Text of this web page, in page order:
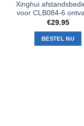
Xinghui
voor CLB084-6
€29.95
BESTEL NU